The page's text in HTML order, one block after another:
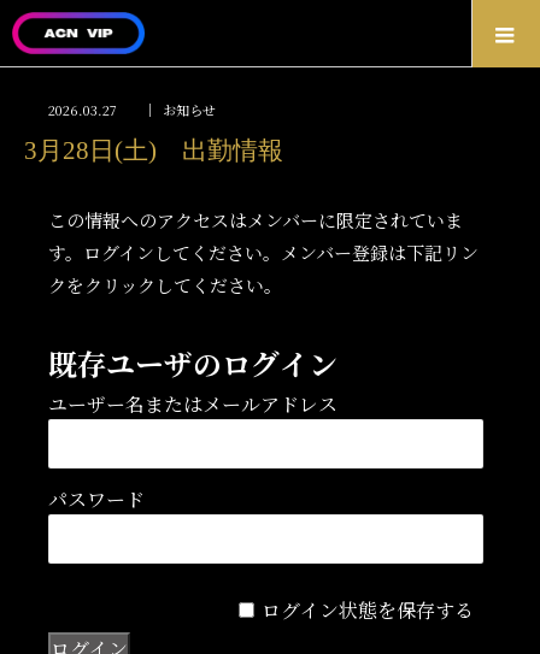
2026.03.27 お知らせ
3月28日(土) 出勤情報
この情報へのアクセスはメンバーに限定されていま
す。ログインしてください。メンバー登録は下記リン
クをクリックしてください。
既存ユーザのログイン
ユーザー名またはメールアドレス
パスワード
ログイン状態を保存する